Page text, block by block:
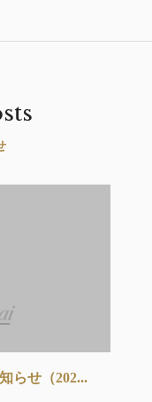
らせ（202...